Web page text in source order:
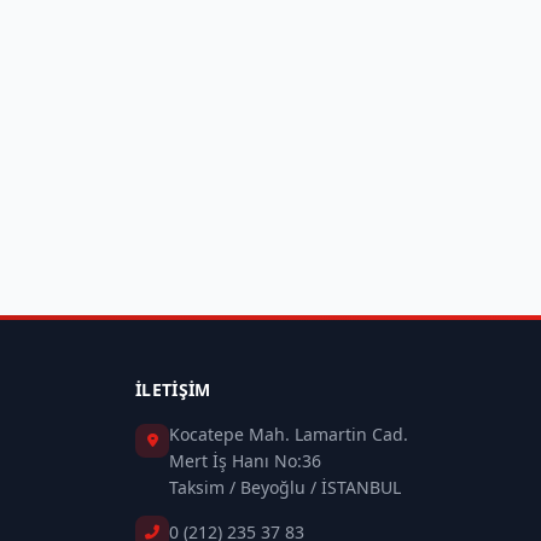
İLETIŞIM
Kocatepe Mah. Lamartin Cad.
Mert İş Hanı No:36
Taksim / Beyoğlu / İSTANBUL
0 (212) 235 37 83